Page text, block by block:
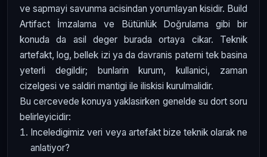
ve sapmayi savunma acisindan yorumlayan kisidir. Build
Artifact İmzalama ve Bütünlük Doğrulama gibi bir
konuda da asil deger burada ortaya cikar. Teknik
artefakt, log, bellek izi ya da davranis paterni tek basina
yeterli degildir; bunlarin kurum, kullanici, zaman
cizelgesi ve saldiri mantigi ile iliskisi kurulmalidir.
Bu cercevede konuya yaklasirken genelde su dort soru
belirleyicidir:
Inceledigimiz veri veya artefakt bize teknik olarak ne
anlatiyor?